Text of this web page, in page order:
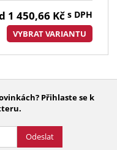
1 450,66 Kč s DPH
VYBRAT VARIANTU
Přihlaste se k
Odeslat